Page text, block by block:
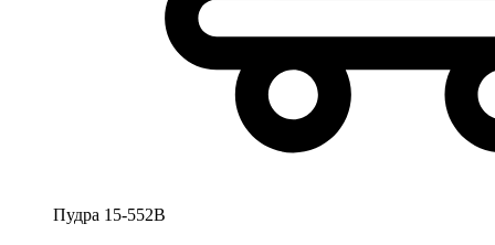
Пудра 15-552В